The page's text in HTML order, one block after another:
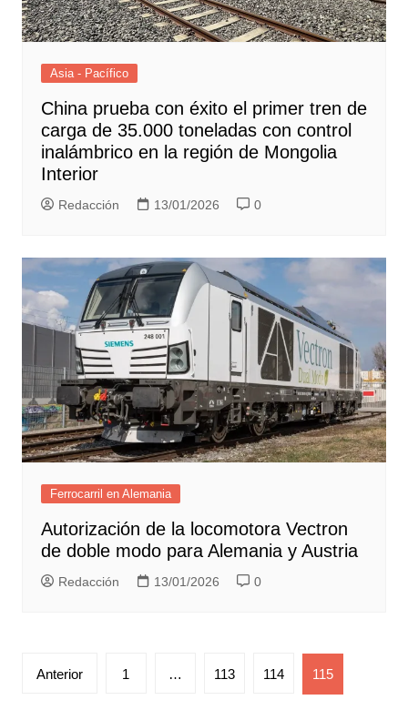
Asia - Pacífico
China prueba con éxito el primer tren de
carga de 35.000 toneladas con control
inalámbrico en la región de Mongolia
Interior
Redacción 13/01/2026 0
Ferrocarril en Alemania
Autorización de la locomotora Vectron
de doble modo para Alemania y Austria
Redacción 13/01/2026 0
Paginación
Anterior 1 … 113 114 115